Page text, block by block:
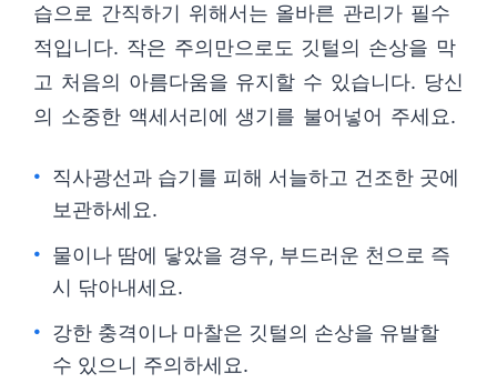
습으로 간직하기 위해서는 올바른 관리가 필수
적입니다. 작은 주의만으로도 깃털의 손상을 막
고 처음의 아름다움을 유지할 수 있습니다. 당신
의 소중한 액세서리에 생기를 불어넣어 주세요.
직사광선과 습기를 피해 서늘하고 건조한 곳에
보관하세요.
물이나 땀에 닿았을 경우, 부드러운 천으로 즉
시 닦아내세요.
강한 충격이나 마찰은 깃털의 손상을 유발할
수 있으니 주의하세요.